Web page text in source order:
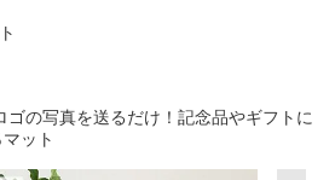
の写真を送るだけ！記念品やギフトに
ット